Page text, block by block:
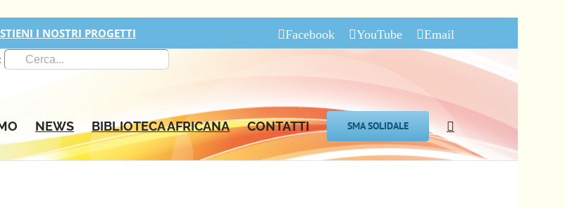
I NOSTRI PROGETTI Facebook YouTube
Email
NEWS BIBLIOTECA AFRICANA CONTATTI SMA SOLIDALE